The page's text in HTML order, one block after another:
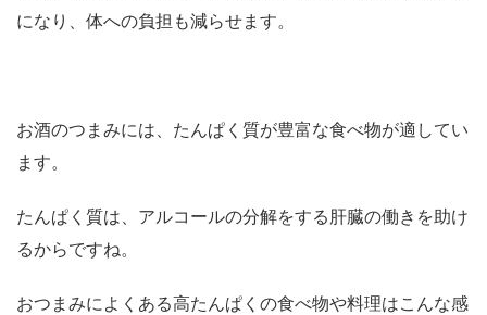
になり、体への負担も減らせます。
お酒のつまみには、たんぱく質が豊富な食べ物が適してい
ます。
たんぱく質は、アルコールの分解をする肝臓の働きを助け
るからですね。
おつまみによくある高たんぱくの食べ物や料理はこんな感